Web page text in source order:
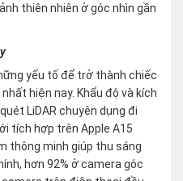
thiên nhiên ở góc nhìn gần
yếu tố để trở thành chiếc
hiện nay. Khẩu độ và kích
LiDAR chuyên dụng đi
tích hợp trên Apple A15
thông minh giúp thu sáng
hơn 92% ở camera góc